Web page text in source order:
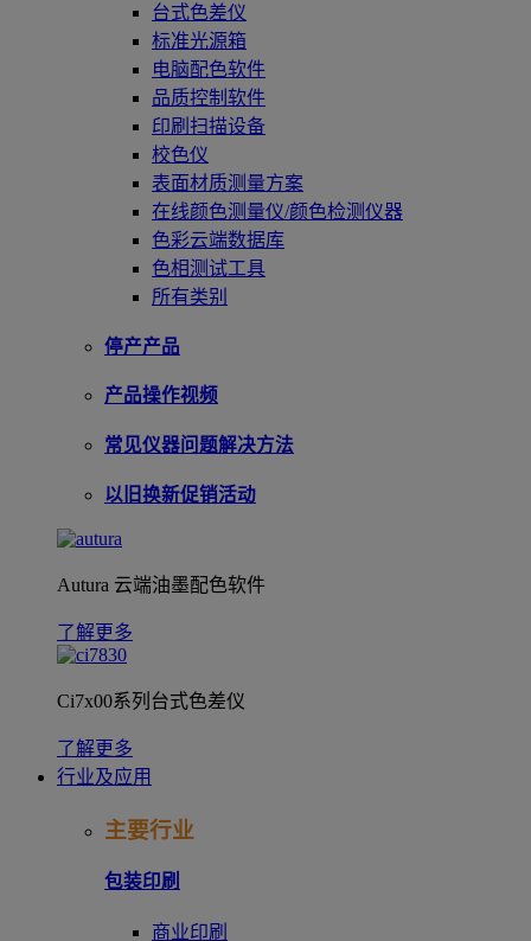
台式色差仪
标准光源箱
电脑配色软件
品质控制软件
印刷扫描设备
校色仪
表面材质测量方案
在线颜色测量仪/颜色检测仪器
色彩云端数据库
色相测试工具
所有类别
停产产品
产品操作视频
常见仪器问题解决方法
以旧换新促销活动
Autura 云端油墨配色软件
了解更多
Ci7x00系列台式色差仪
了解更多
行业及应用
主要行业
包装印刷
商业印刷